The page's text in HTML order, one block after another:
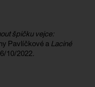
špičku vejce:
Pavlíčkové a Laciné
10/2022.